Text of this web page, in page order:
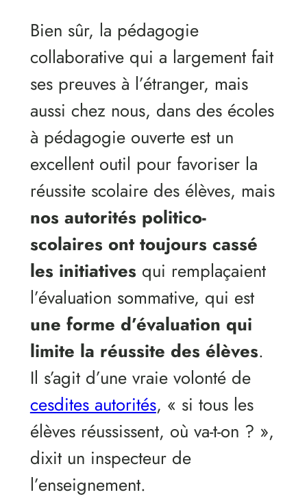
Bien sûr, la pédagogie
collaborative qui a largement fait
ses preuves à l’étranger, mais
aussi chez nous, dans des écoles
à pédagogie ouverte est un
excellent outil pour favoriser la
réussite scolaire des élèves, mais
nos autorités politico-
scolaires ont toujours cassé
les initiatives qui remplaçaient
l’évaluation sommative, qui est
une forme d’évaluation qui
limite la réussite des élèves.
Il s’agit d’une vraie volonté de
cesdites autorités, « si tous les
élèves réussissent, où va-t-on ? »,
dixit un inspecteur de
l’enseignement.